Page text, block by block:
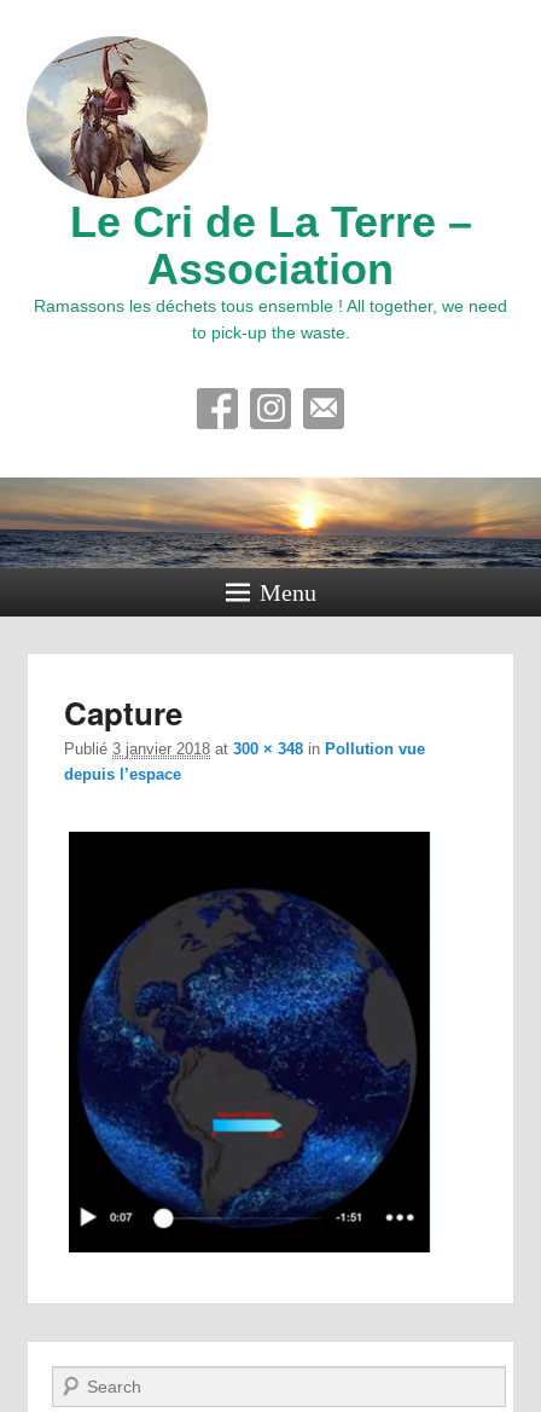
Le Cri de La Terre –
Association
Ramassons les déchets tous ensemble ! All together, we need
to pick-up the waste.
Menu
Capture
Publié3 janvier 2018 at300 × 348 in Pollution vue
depuis l’espace
Recherche